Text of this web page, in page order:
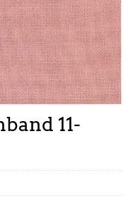
11-